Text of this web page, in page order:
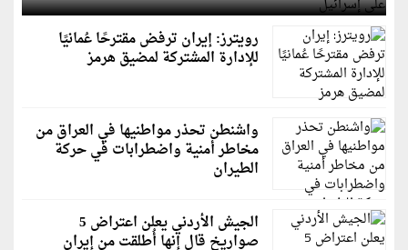
رويترز: إيران ترفض مقترحًا عُمانيًا
للإدارة المشتركة لمضيق هرمز
واشنطن تحذر مواطنيها في العراق من
مخاطر أمنية واضطرابات في حركة
الطيران
الجيش الأردني يعلن اعتراض 5
صواريخ قال إنها أُطلقت من إيران